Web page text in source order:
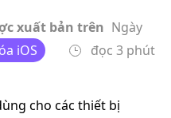
xuất bản trên Ngày
iOS đọc 3 phút
cho các thiết bị